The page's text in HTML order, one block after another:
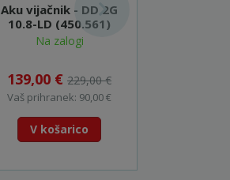
Aku vijačnik - DD 2G
10.8-LD (450.561)
Na zalogi
139,00 € 229,00 €
Vaš prihranek: 90,00 €
V košarico